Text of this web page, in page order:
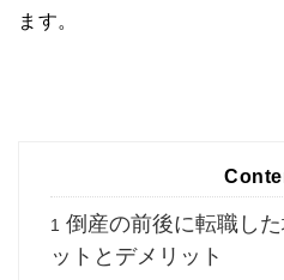
ます。
1 倒産の前後に転職し
ットとデメリット